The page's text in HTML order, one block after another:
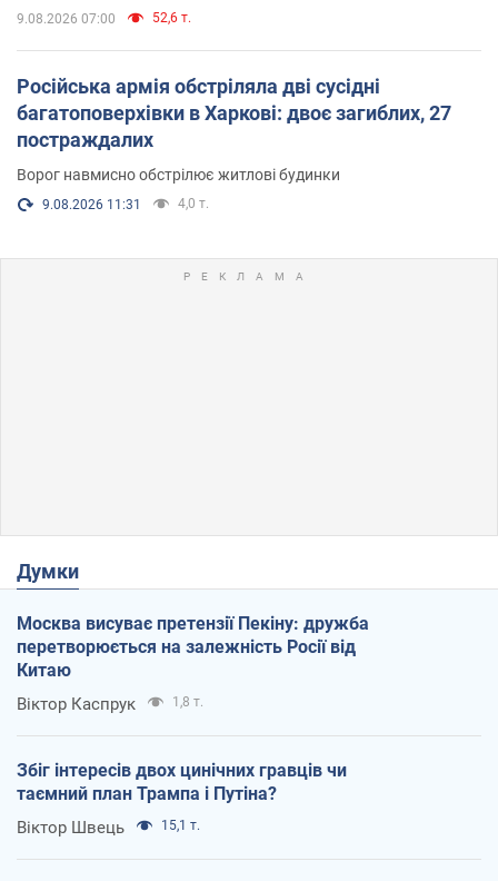
9.08.2026 07:00 52,6 т.
Російська армія обстріляла дві сусідні
багатоповерхівки в Харкові: двоє загиблих, 27
постраждалих
Ворог навмисно обстрілює житлові будинки
9.08.2026 11:31 4,0 т.
Думки
Москва висуває претензії Пекіну: дружба
перетворюється на залежність Росії від
Китаю
Віктор Каспрук 1,8 т.
Збіг інтересів двох цинічних гравців чи
таємний план Трампа і Путіна?
Віктор Швець 15,1 т.